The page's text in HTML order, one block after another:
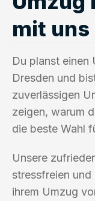
mit uns
Du planst einen
Dresden und
zuverlässigen
zeigen, warum
die beste Wahl
Unsere
stressfreien
ihrem Umzug